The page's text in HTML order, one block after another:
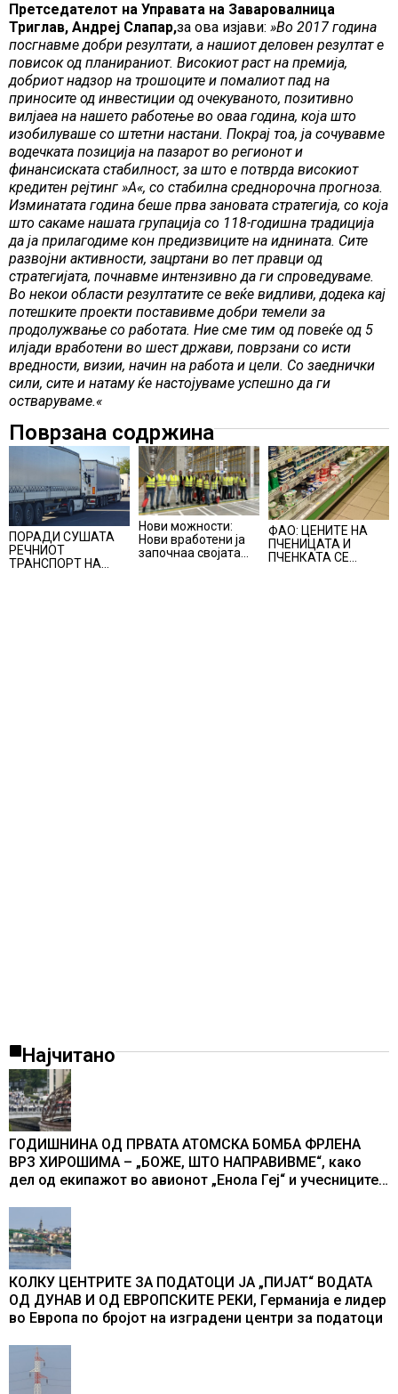
Претседателот на Управата на Заваровалница
Триглав, Андреј Слапар,за ова изјави: »Во 2017 година
посгнавме добри резултати, а нашиот деловен резултат е
повисок од планираниот. Високиот раст на премија,
добриот надзор на трошоците и помалиот пад на
приносите од инвестиции од очекуваното, позитивно
вилјаеа на нашето работење во оваа година, која што
изобилуваше со штетни настани. Покрај тоа, ја сочувавме
водечката позиција на пазарот во регионот и
финансиската стабилност, за што е потврда високиот
кредитен рејтинг »A«, со стабилна среднорочна прогноза.
Изминатата година беше прва зановата стратегија, со која
што сакаме нашата групација со 118-годишна традиција
да ја прилагодиме кон предизвиците на иднината. Сите
развојни активности, зацртани во пет правци од
стратегијата, почнавме интензивно да ги спроведуваме.
Во некои области резултатите се веќе видливи, додека кај
потешките проекти поставивме добри темели за
продолужвање со работата. Ние сме тим од повеќе од 5
илјади вработени во шест држави, поврзани со исти
вредности, визии, начин на работа и цели. Со заеднички
сили, сите и натаму ќе настојуваме успешно да ги
остваруваме.«
Поврзана содржина
ПОРАДИ СУШАТА
РЕЧНИОТ
ТРАНСПОРТ НА
Нови можности:
Нови вработени ја
започнаа својата
ФАО: ЦЕНИТЕ НА
ПЧЕНИЦАТА И
ПЧЕНКАТА СЕ
Најчитано
ГОДИШНИНА ОД ПРВАТА АТОМСКА БОМБА ФРЛЕНА
ВРЗ ХИРОШИМА – „БОЖЕ, ШТО НАПРАВИВМЕ“, како
дел од екипажот во авионот „Енола Геј“ и учесниците
промени текот на историјата
КОЛКУ ЦЕНТРИТЕ ЗА ПОДАТОЦИ ЈА „ПИЈАТ“ ВОДАТА
ОД ДУНАВ И ОД ЕВРОПСКИТЕ РЕКИ, Германија е лидер
во Европа по бројот на изградени центри за податоци